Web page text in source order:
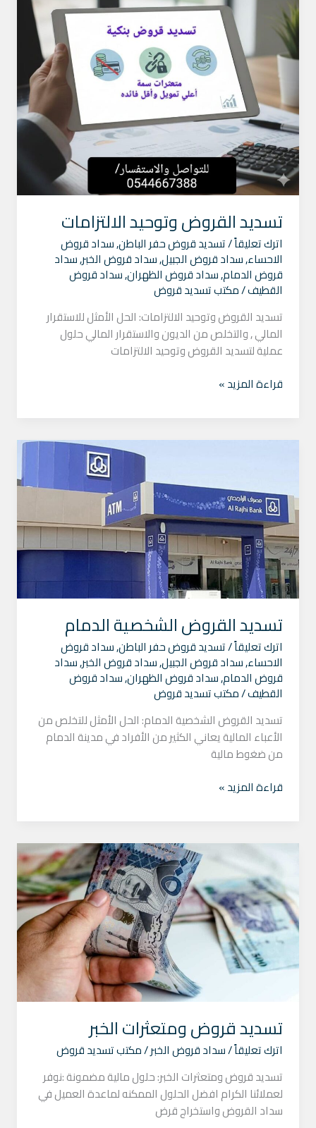
تسديد القروض وتوحيد الالتزامات
اترك تعليقاً/تسديد قروض حفر الباطن,سداد قروض
الاحساء,سداد قروض الجبيل,سداد قروض الخبر,سداد
قروض الدمام,سداد قروض الظهران,سداد قروض
القطيف/مكتب تسديد قروض
تسديد القروض وتوحيد الالتزامات: الحل الأمثل للاستقرار
المالي , والتخلص من الديون والاستقرار المالي حلول
عملية لتسديد القروض وتوحيد الالتزامات
قراءة المزيد »
تسديد القروض الشخصية الدمام
اترك تعليقاً/تسديد قروض حفر الباطن,سداد قروض
الاحساء,سداد قروض الجبيل,سداد قروض الخبر,سداد
قروض الدمام,سداد قروض الظهران,سداد قروض
القطيف/مكتب تسديد قروض
تسديد القروض الشخصية الدمام: الحل الأمثل للتخلص من
الأعباء المالية يعاني الكثير من الأفراد في مدينة الدمام
من ضغوط مالية
الدمام
قراءة المزيد »
تسديد قروض ومتعثرات الخبر
اترك تعليقاً/سداد قروض الخبر/مكتب تسديد قروض
تسديد قروض ومتعثرات الخبر: حلول مالية مضمونة :نوفر
لعملائنا الكرام افضل الحلول الممكنه لماعدة العميل في
سداد القروض واستخراج قرض
قروض
ومتعثرات
الخبر